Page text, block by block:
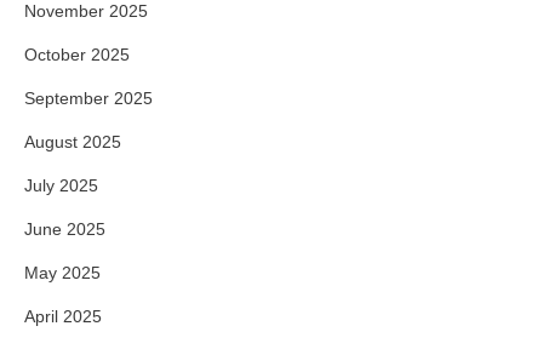
November 2025
October 2025
September 2025
August 2025
July 2025
June 2025
May 2025
April 2025